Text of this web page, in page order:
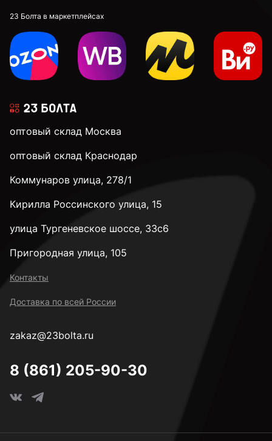
23 Болта в маркетплейсах
оптовый склад Москва
оптовый склад Краснодар
Коммунаров улица, 278/1
Кирилла Россинского улица, 15
улица Тургеневское шоссе, 33с6
Пригородная улица, 105
Контакты
Доставка по всей России
zakaz@23bolta.ru
8 (861) 205-90-30